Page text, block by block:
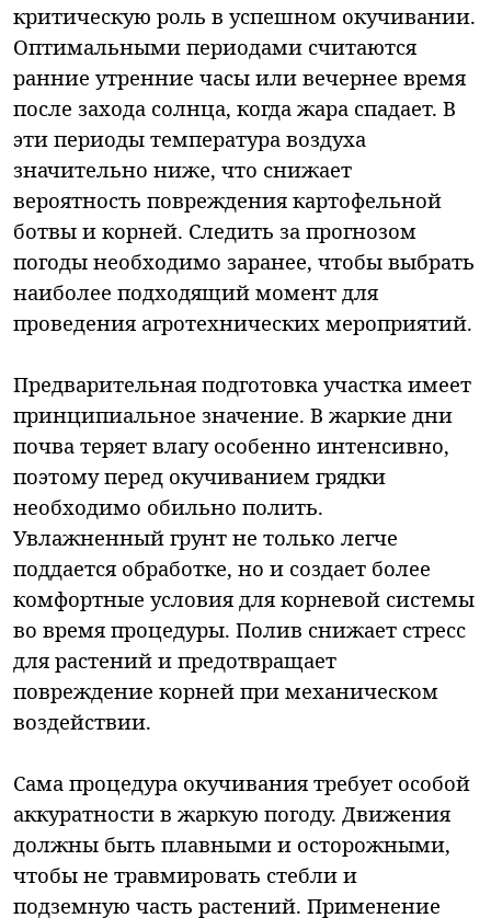
критическую роль в успешном окучивании.
Оптимальными периодами считаются
ранние утренние часы или вечернее время
после захода солнца, когда жара спадает. В
эти периоды температура воздуха
значительно ниже, что снижает
вероятность повреждения картофельной
ботвы и корней. Следить за прогнозом
погоды необходимо заранее, чтобы выбрать
наиболее подходящий момент для
проведения агротехнических мероприятий.
Предварительная подготовка участка имеет
принципиальное значение. В жаркие дни
почва теряет влагу особенно интенсивно,
поэтому перед окучиванием грядки
необходимо обильно полить.
Увлажненный грунт не только легче
поддается обработке, но и создает более
комфортные условия для корневой системы
во время процедуры. Полив снижает стресс
для растений и предотвращает
повреждение корней при механическом
воздействии.
Сама процедура окучивания требует особой
аккуратности в жаркую погоду. Движения
должны быть плавными и осторожными,
чтобы не травмировать стебли и
подземную часть растений. Применение